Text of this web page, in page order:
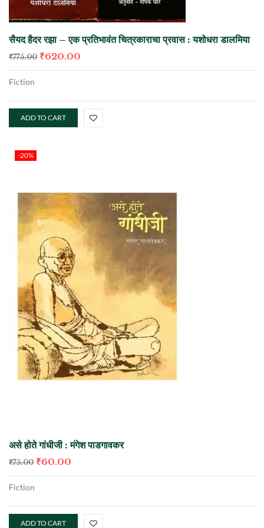
सैयद हैदर रझा – एक प्रतिभावंत चित्रकाराचा प्रवास : यशोधरा डालमिया
₹775.00 ₹620.00
Fiction
ADD TO CART
-20%
असे होते गांधीजी : मंगेश पाडगावकर
₹75.00 ₹60.00
Fiction
ADD TO CART